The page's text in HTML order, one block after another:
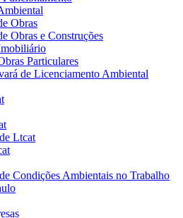
Obras
Obras e Construções
Particulares
de Licenciamento Ambiental
Ltcat
Condições Ambientais no Trabalho